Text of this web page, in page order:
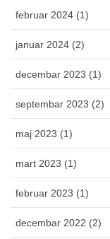
februar 2024 (1)
januar 2024 (2)
decembar 2023 (1)
septembar 2023 (2)
maj 2023 (1)
mart 2023 (1)
februar 2023 (1)
decembar 2022 (2)